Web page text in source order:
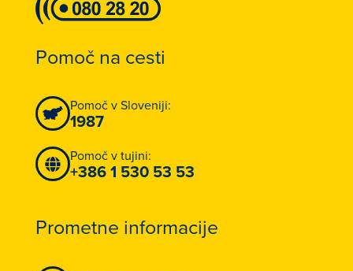
Pomoč na cesti
Pomoč v Sloveniji:
1987
Pomoč v tujini:
+386 1 530 53 53
Prometne informacije